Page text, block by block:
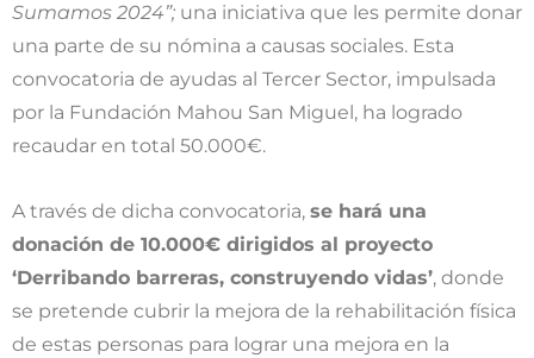
Sumamos 2024”; una iniciativa que les permite donar
una parte de su nómina a causas sociales. Esta
convocatoria de ayudas al Tercer Sector, impulsada
por la Fundación Mahou San Miguel, ha logrado
recaudar en total 50.000€.
A través de dicha convocatoria, se hará una
donación de 10.000€ dirigidos al proyecto
‘Derribando barreras, construyendo vidas’, donde
se pretende cubrir la mejora de la rehabilitación física
de estas personas para lograr una mejora en la